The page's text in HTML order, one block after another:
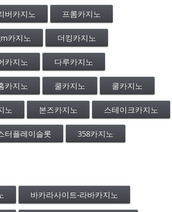
버카지노 프롬카지노
카지노 더킹카지노
카지노 다루카지노
카지노 쿨카지노 쿨카지노
노 본즈카지노 스테이크카지노
터플레이슬롯 358카지노
바카라사이트-라바카지노